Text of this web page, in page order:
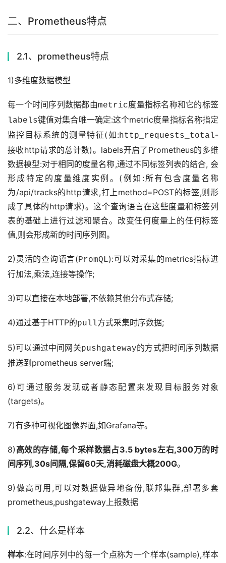
二、Prometheus特点
2.1、prometheus特点
1)多维度数据模型
每一个时间序列数据都由metric度量指标名称和它的标签
labels键值对集合唯一确定:这个metric度量指标名称指定
监控目标系统的测量特征(如:http_requests_total-
接收http请求的总计数)。labels开启了Prometheus的多维
数据模型:对于相同的度量名称,通过不同标签列表的结合, 会
形成特定的度量维度实例。(例如:所有包含度量名称
为/api/tracks的http请求,打上method=POST的标签,则形
成了具体的http请求)。这个查询语言在这些度量和标签列
表的基础上进行过滤和聚合。改变任何度量上的任何标签
值,则会形成新的时间序列图。
2)灵活的查询语言(PromQL):可以对采集的metrics指标进
行加法,乘法,连接等操作;
3)可以直接在本地部署,不依赖其他分布式存储;
4)通过基于HTTP的pull方式采集时序数据;
5)可以通过中间网关pushgateway的方式把时间序列数据
推送到prometheus server端;
6)可通过服务发现或者静态配置来发现目标服务对象
(targets)。
7)有多种可视化图像界面,如Grafana等。
8) 高效的存储,每个采样数据占3.5 bytes左右,300万的时
间序列,30s间隔,保留60天,消耗磁盘大概200G。
9)做高可用,可以对数据做异地备份,联邦集群,部署多套
prometheus,pushgateway上报数据
2.2、什么是样本
样本:在时间序列中的每一个点称为一个样本(sample),样本